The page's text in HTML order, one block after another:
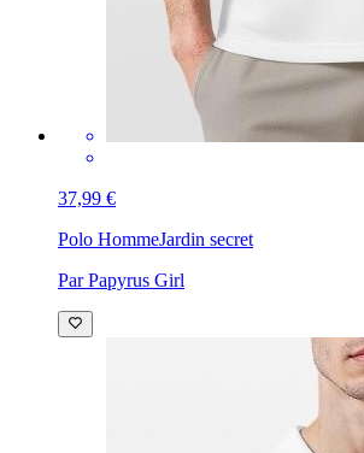
37,99 €
Polo HommeJardin secret
Par Papyrus Girl